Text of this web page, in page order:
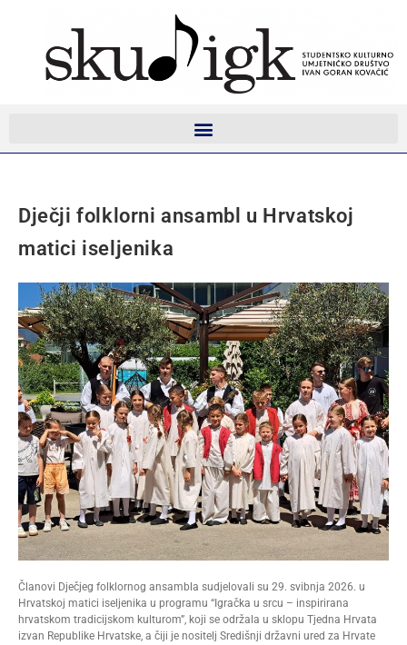
Dječji folklorni ansambl u Hrvatskoj
matici iseljenika
Članovi Dječjeg folklornog ansambla sudjelovali su 29. svibnja 2026. u
Hrvatskoj matici iseljenika u programu “Igračka u srcu – inspirirana
hrvatskom tradicijskom kulturom”, koji se održala u sklopu Tjedna Hrvata
izvan Republike Hrvatske, a čiji je nositelj Središnji državni ured za Hrvate